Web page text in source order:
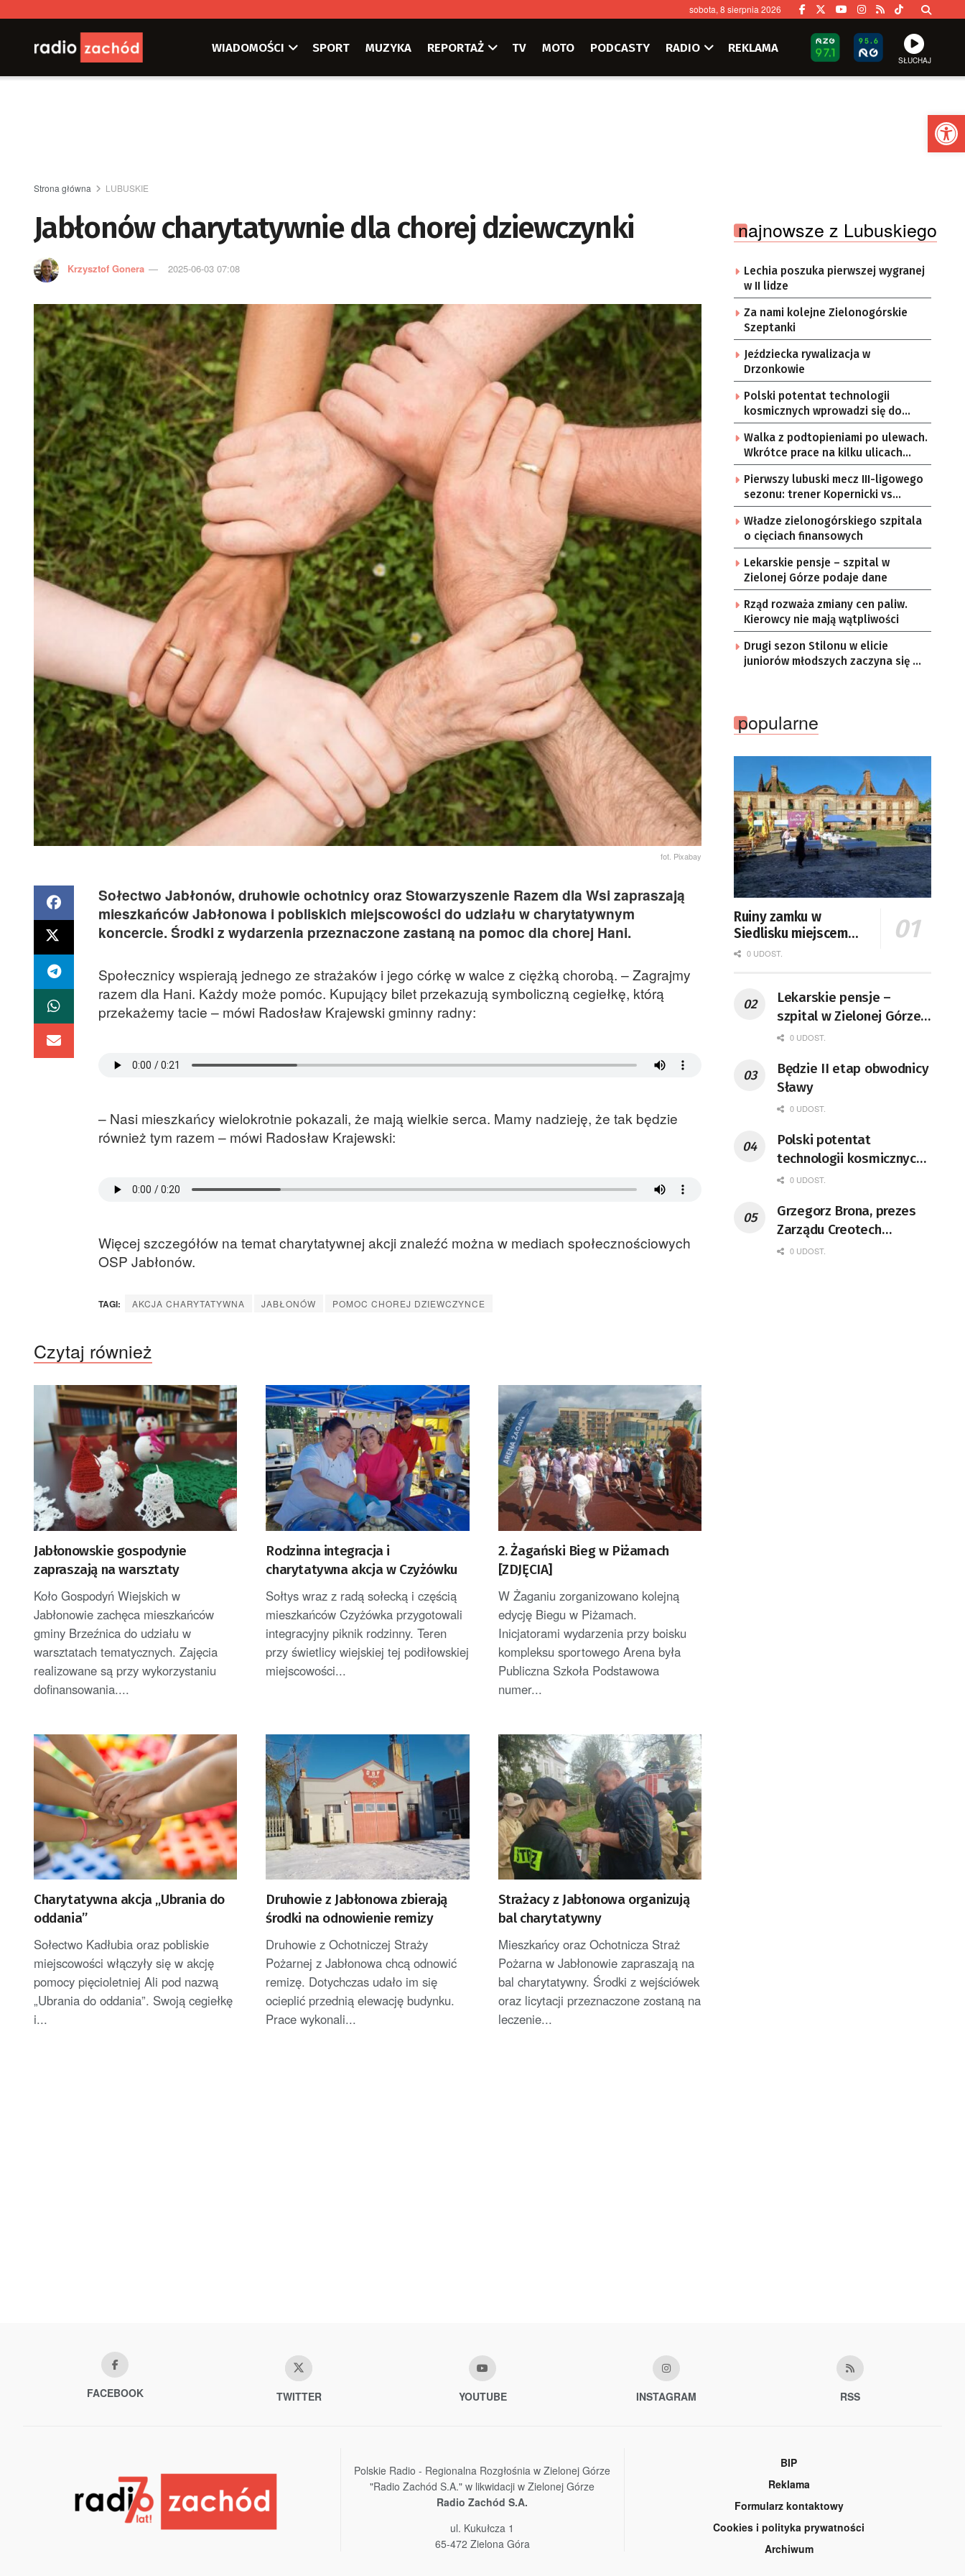
sobota, 8 sierpnia 2026
WIADOMOŚCI SPORT MUZYKA REPORTAŻ TV MOTO PODCASTY RADIO REKLAMA
SŁUCHAJ
Strona główna LUBUSKIE
Jabłonów charytatywnie dla chorej dziewczynki
Krzysztof Gonera 2025-06-03 07:08
fot. Pixabay
Sołectwo Jabłonów, druhowie ochotnicy oraz Stowarzyszenie Razem dla Wsi zapraszają
mieszkańców Jabłonowa i pobliskich miejscowości do udziału w charytatywnym
koncercie. Środki z wydarzenia przeznaczone zastaną na pomoc dla chorej Hani.
Społecznicy wspierają jednego ze strażaków i jego córkę w walce z ciężką chorobą. – Zagrajmy
razem dla Hani. Każdy może pomóc. Kupujący bilet przekazują symboliczną cegiełkę, którą
przekażemy tacie – mówi Radosław Krajewski gminny radny:
– Nasi mieszkańcy wielokrotnie pokazali, że mają wielkie serca. Mamy nadzieję, że tak będzie
również tym razem – mówi Radosław Krajewski:
Więcej szczegółów na temat charytatywnej akcji znaleźć można w mediach społecznościowych
OSP Jabłonów.
TAGI: AKCJA CHARYTATYWNA JABŁONÓW POMOC CHOREJ DZIEWCZYNCE
Czytaj również
Jabłonowskie gospodynie
zapraszają na warsztaty
Koło Gospodyń Wiejskich w
Jabłonowie zachęca mieszkańców
gminy Brzeźnica do udziału w
warsztatach tematycznych. Zajęcia
realizowane są przy wykorzystaniu
dofinansowania....
Rodzinna integracja i
charytatywna akcja w Czyżówku
Sołtys wraz z radą sołecką i częścią
mieszkańców Czyżówka przygotowali
integracyjny piknik rodzinny. Teren
przy świetlicy wiejskiej tej podiłowskiej
miejscowości...
2. Żagański Bieg w Piżamach
[ZDJĘCIA]
W Żaganiu zorganizowano kolejną
edycję Biegu w Piżamach.
Inicjatorami wydarzenia przy boisku
kompleksu sportowego Arena była
Publiczna Szkoła Podstawowa
numer...
Charytatywna akcja „Ubrania do
oddania”
Sołectwo Kadłubia oraz pobliskie
miejscowości włączyły się w akcję
pomocy pięcioletniej Ali pod nazwą
„Ubrania do oddania”. Swoją cegiełkę
i...
Druhowie z Jabłonowa zbierają
środki na odnowienie remizy
Druhowie z Ochotniczej Straży
Pożarnej z Jabłonowa chcą odnowić
remizę. Dotychczas udało im się
ocieplić przednią elewację budynku.
Prace wykonali...
Strażacy z Jabłonowa organizują
bal charytatywny
Mieszkańcy oraz Ochotnicza Straż
Pożarna w Jabłonowie zapraszają na
bal charytatywny. Środki z wejściówek
oraz licytacji przeznaczone zostaną na
leczenie...
najnowsze z Lubuskiego
Lechia poszuka pierwszej wygranej
w II lidze
Za nami kolejne Zielonogórskie
Szeptanki
Jeździecka rywalizacja w
Drzonkowie
Polski potentat technologii
kosmicznych wprowadzi się do
Zielonej Góry
Walka z podtopieniami po ulewach.
Wkrótce prace na kilku ulicach
Gorzowa
Pierwszy lubuski mecz III-ligowego
sezonu: trener Kopernicki vs
starzy znajomi
Władze zielonogórskiego szpitala
o cięciach finansowych
Lekarskie pensje – szpital w
Zielonej Górze podaje dane
Rząd rozważa zmiany cen paliw.
Kierowcy nie mają wątpliwości
Drugi sezon Stilonu w elicie
juniorów młodszych zaczyna się w
popularne
Ruiny zamku w
Siedlisku miejscem
święta plonów
0 UDOST.
Lekarskie pensje –
szpital w Zielonej Górze
podaje dane
0 UDOST.
Będzie II etap obwodnicy
Sławy
0 UDOST.
Polski potentat
technologii kosmicznych
wprowadzi się do Zielonej
0 UDOST.
Grzegorz Brona, prezes
Zarządu Creotech
Instruments S.A. Fizyk,
0 UDOST.
FACEBOOK TWITTER YOUTUBE INSTAGRAM RSS
Polskie Radio - Regionalna Rozgłośnia w Zielonej Górze
"Radio Zachód S.A." w likwidacji w Zielonej Górze
Radio Zachód S.A.
ul. Kukułcza 1
65-472 Zielona Góra
BIP
Reklama
Formularz kontaktowy
Cookies i polityka prywatności
Archiwum